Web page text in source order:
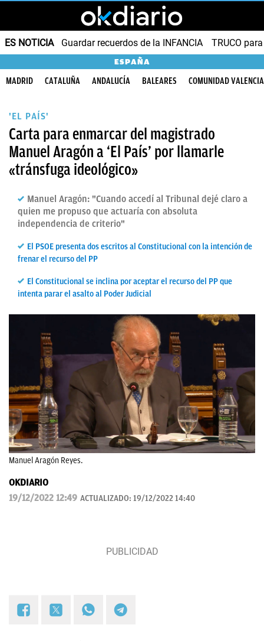
ES NOTICIA Guardar recuerdos de la INFANCIA TRUCO
ESPAÑA
MADRID CATALUÑA ANDALUCÍA BALEARES COMUNIDAD
'EL PAÍS'
Carta para enmarcar del magistrado
Manuel Aragón a ‘El País’ por llamarle
«tránsfuga ideológico»
Manuel Aragón: "Cuando accedí al Tribunal dejé claro a
quien me propuso que actuaría con absoluta
independencia de criterio"
El PSOE presenta dos escritos al Constitucional con la intención de
frenar el recurso del PP
El Constitucional se inclina por aceptar el recurso del PP que
intenta parar el asalto al Poder Judicial
Manuel Aragón Reyes.
OKDIARIO
19/12/2022 12:49 ACTUALIZADO: 19/12/2022 14:40